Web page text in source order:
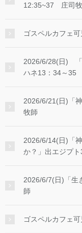
12:35~37 庄司
ゴスペルカフェ
2026/6/28(日)
ハネ13：34～35
2026/6/21(日)「
牧師
2026/6/14(日)「
か？」出エジプ
2026/6/7(日)「
師
ゴスペルカフェ